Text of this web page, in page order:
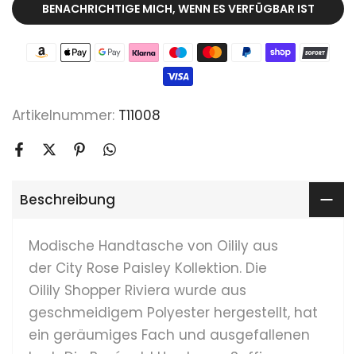
BENACHRICHTIGE MICH, WENN ES VERFÜGBAR IST
Artikelnummer: T11008
Beschreibung
Modische Handtasche von Oilily aus
der City Rose Paisley Kollektion. Die
Oilily Shopper Riviera wurde aus
geschmeidigem Polyester hergestellt, hat
ein geräumiges Fach und ausgefallenen